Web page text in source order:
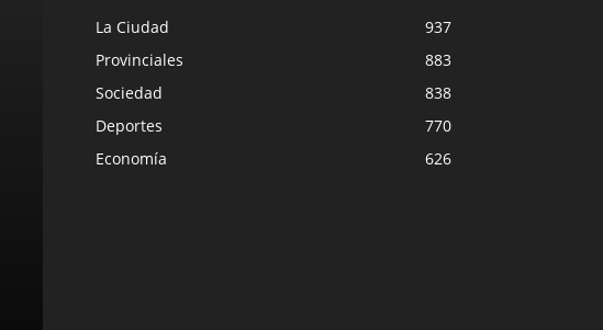
La Ciudad
937
Provinciales
883
Sociedad
838
Deportes
770
Economía
626